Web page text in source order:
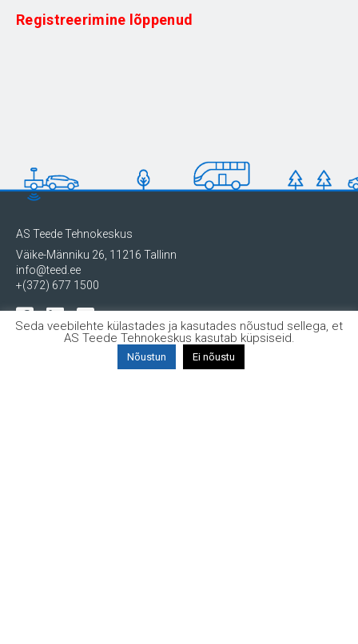
Registreerimine lõppenud
AS Teede Tehnokeskus
Väike-Männiku 26, 11216 Tallinn
info@teed.ee
+(372) 677 1500
Seda veebilehte külastades ja kasutades nõustud sellega, et
AS Teede Tehnokeskus kasutab küpsiseid.
Nõustun Ei nõustu